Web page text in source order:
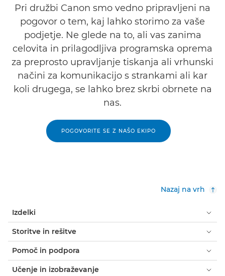
Pri družbi Canon smo vedno pripravljeni na
pogovor o tem, kaj lahko storimo za vaše
podjetje. Ne glede na to, ali vas zanima
celovita in prilagodljiva programska oprema
za preprosto upravljanje tiskanja ali vrhunski
načini za komunikacijo s strankami ali kar
koli drugega, se lahko brez skrbi obrnete na
nas.
POGOVORITE SE Z NAŠO EKIPO
Nazaj na vrh
Izdelki
Storitve in rešitve
Pomoč in podpora
Učenje in izobraževanje